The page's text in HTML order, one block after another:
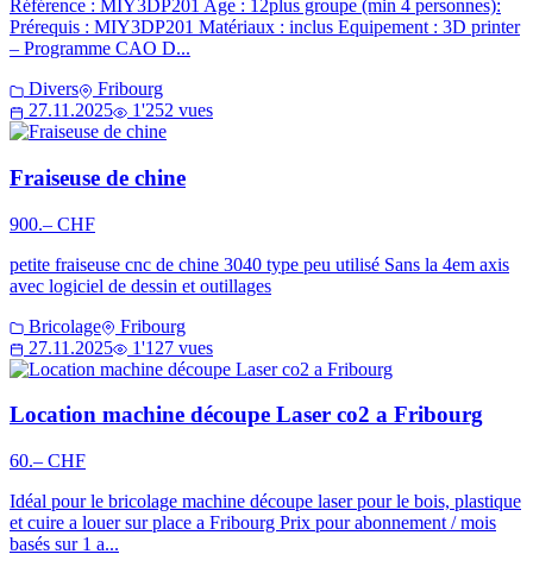
Référence : MIY3DP201 Age : 12plus groupe (min 4 personnes):
Prérequis : MIY3DP201 Matériaux : inclus Equipement : 3D printer
– Programme CAO D...
Divers
Fribourg
27.11.2025
1'252 vues
Fraiseuse de chine
900.– CHF
petite fraiseuse cnc de chine 3040 type peu utilisé Sans la 4em axis
avec logiciel de dessin et outillages
Bricolage
Fribourg
27.11.2025
1'127 vues
Location machine découpe Laser co2 a Fribourg
60.– CHF
Idéal pour le bricolage machine découpe laser pour le bois, plastique
et cuire a louer sur place a Fribourg Prix pour abonnement / mois
basés sur 1 a...